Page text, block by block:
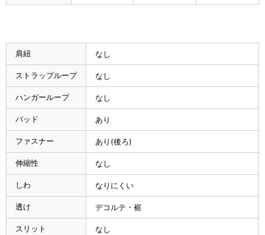
肩紐 なし
ストラップループ なし
ハンガーループ なし
パッド あり
ファスナー あり(後ろ)
伸縮性 なし
しわ なりにくい
透け デコルテ・裾
スリット なし